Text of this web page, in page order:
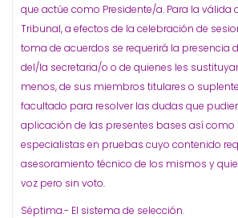
que actúe como Presidente/a. Para la válida
Tribunal, a efectos de la celebración de
toma de acuerdos se requerirá la presencia
del/la secretaria/o o de quienes les
menos, de sus miembros titulares o
facultado para resolver las dudas que
aplicación de las presentes bases así
especialistas en pruebas cuyo contenido
asesoramiento técnico de los mismos y
voz pero sin voto.
Séptima.- El sistema de selección.